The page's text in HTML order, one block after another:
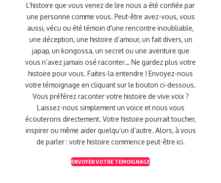
L’histoire que vous venez de lire nous a été confiée par
une personne comme vous. Peut-être avez-vous, vous
aussi, vécu ou été témoin d'une rencontre inoubliable,
une déception, une histoire d’amour, un fait divers, un
japap, un kongossa, un secret ou une aventure que
vous n’avez jamais osé raconter… Ne gardez plus votre
histoire pour vous. Faites-la entendre ! Envoyez-nous
votre témoignage en cliquant sur le bouton ci-dessous.
Vous préférez raconter votre histoire de vive voix ?
Laissez-nous simplement un voice et nous vous
écouterons directement. Votre histoire pourrait toucher,
inspirer ou même aider quelqu’un d’autre. Alors, à vous
de parler : votre histoire commence peut-être ici.
ENVOYER VOTRE TEMOIGNAGE